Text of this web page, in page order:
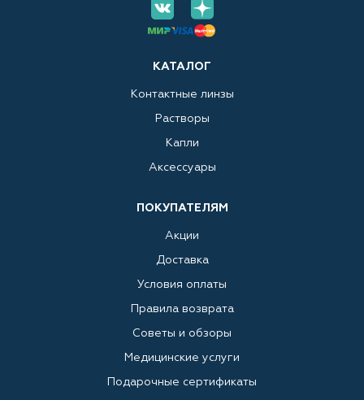
КАТАЛОГ
Контактные линзы
Растворы
Капли
Аксессуары
ПОКУПАТЕЛЯМ
Акции
Доставка
Условия оплаты
Правила возврата
Советы и обзоры
Медицинские услуги
Подарочные сертификаты